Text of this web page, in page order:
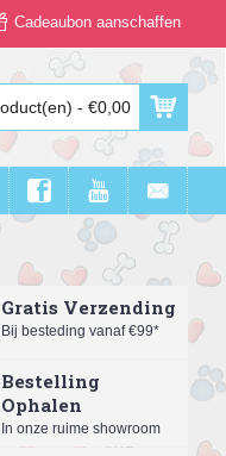
Cadeaubon aanschaffen
- €0,00
Gratis Verzending
Bij besteding vanaf €99*
Bestelling
Ophalen
In onze ruime showroom